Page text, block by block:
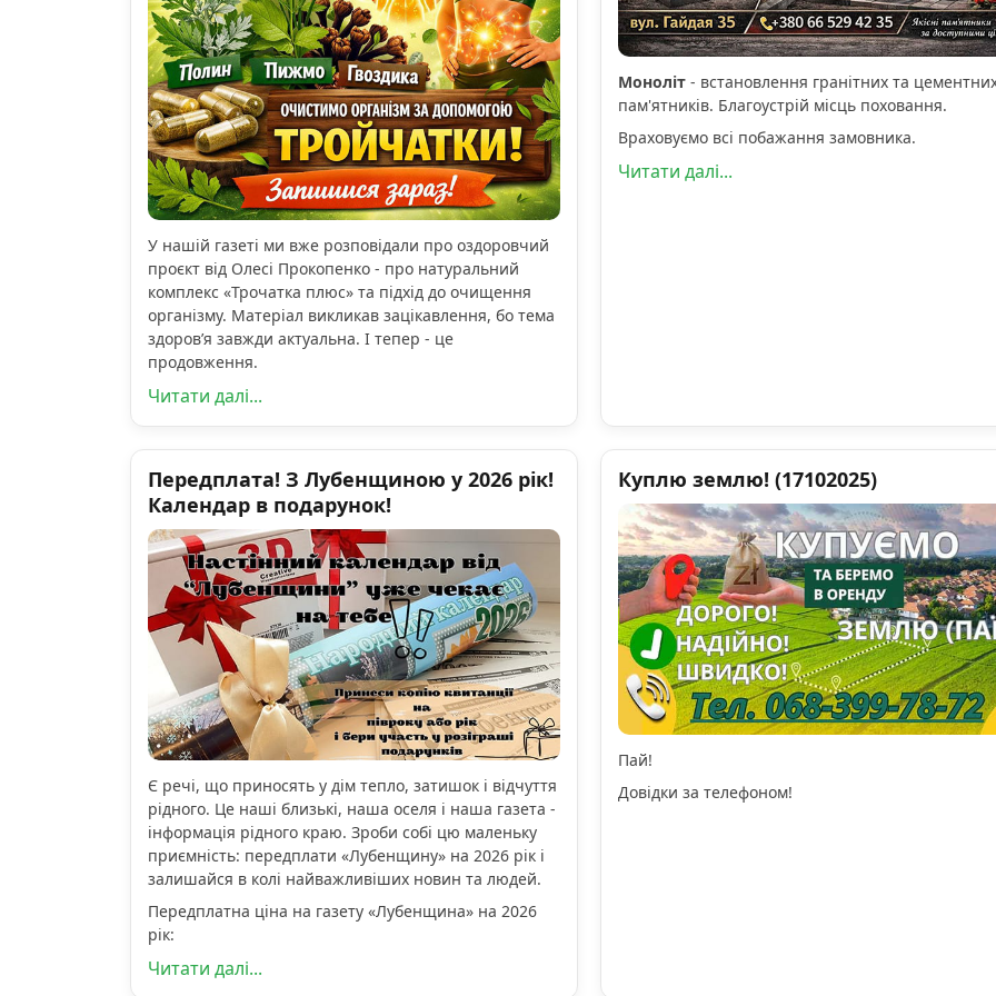
У нашій газеті ми вже розповідали про оздоровчий
проєкт від Олесі Прокопенко - про натуральний
комплекс «Трочатка плюс» та підхід до очищення
організму. Матеріал викликав зацікавлення, бо тема
здоров’я завжди актуальна. І тепер - це
продовження.
Читати далі...
Моноліт- встановлення гранітних та
пам'ятників. Благоустрій місць поховання.
Враховуємо всі побажання замовника.
Читати далі...
Передплата! З Лубенщиною у 2026 рік!
Календар в подарунок!
Є речі, що приносять у дім тепло, затишок і відчуття
рідного. Це наші близькі, наша оселя і наша газета -
інформація рідного краю. Зроби собі цю маленьку
приємність: передплати «Лубенщину» на 2026 рік і
залишайся в колі найважливіших новин та людей.
Передплатна ціна на газету «Лубенщина» на 2026
рік:
Читати далі...
Куплю землю! (17102025)
Пай!
Довідки за телефоном!